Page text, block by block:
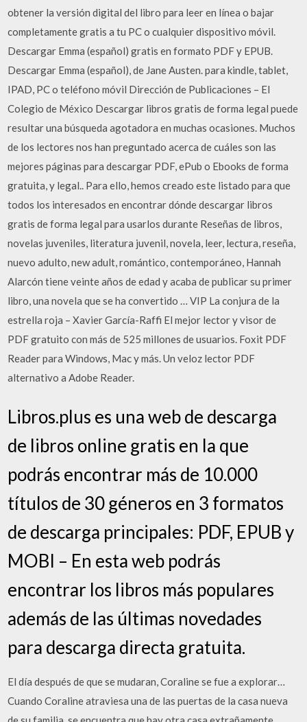
obtener la versión digital del libro para leer en línea o bajar
completamente gratis a tu PC o cualquier dispositivo móvil.
Descargar Emma (español) gratis en formato PDF y EPUB.
Descargar Emma (español), de Jane Austen. para kindle, tablet,
IPAD, PC o teléfono móvil Dirección de Publicaciones – El
Colegio de México Descargar libros gratis de forma legal puede
resultar una búsqueda agotadora en muchas ocasiones. Muchos
de los lectores nos han preguntado acerca de cuáles son las
mejores páginas para descargar PDF, ePub o Ebooks de forma
gratuita, y legal.. Para ello, hemos creado este listado para que
todos los interesados en encontrar dónde descargar libros
gratis de forma legal para usarlos durante Reseñas de libros,
novelas juveniles, literatura juvenil, novela, leer, lectura, reseña,
nuevo adulto, new adult, romántico, contemporáneo, Hannah
Alarcón tiene veinte años de edad y acaba de publicar su primer
libro, una novela que se ha convertido … VIP La conjura de la
estrella roja – Xavier García-Raffi El mejor lector y visor de
PDF gratuito con más de 525 millones de usuarios. Foxit PDF
Reader para Windows, Mac y más. Un veloz lector PDF
alternativo a Adobe Reader.
Libros.plus es una web de descarga
de libros online gratis en la que
podrás encontrar más de 10.000
títulos de 30 géneros en 3 formatos
de descarga principales: PDF, EPUB y
MOBI – En esta web podrás
encontrar los libros más populares
además de las últimas novedades
para descarga directa gratuita.
El día después de que se mudaran, Coraline se fue a explorar…
Cuando Coraline atraviesa una de las puertas de la casa nueva